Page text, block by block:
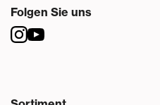
Folgen Sie uns